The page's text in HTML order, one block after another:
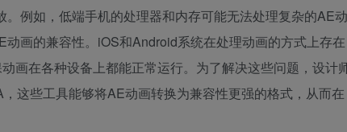
例如，低端手机的处理器和内存可能无法处理复杂的AE动
画的兼容性。iOS和Android系统在处理动画的方式上存在
画在各种设备上都能正常运行。为了解决这些问题，设计
这些工具能够将AE动画转换为兼容性更强的格式，从而在